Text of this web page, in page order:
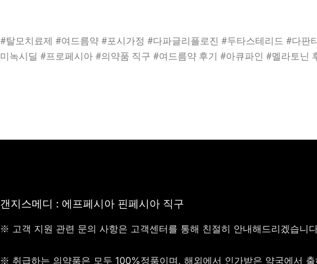
#탈모치료제 #여드름약 #포시가정 #다파글리플로진 #두타스테리드 #다
미녹시딜 #프로페시아 #의약품 직구 #여드름약 후기 #아큐파인 #멜라토닌
갠지스메디 : 에프페시아 핀페시아 직구
※ 고객 지원 관련 문의 사항은 고객센터를 통해 친절히 안내해드리겠습니
※ 취급하는 의약품은 모두 100%정품이며, 해외에서 인가받은 약국에서